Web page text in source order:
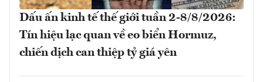
Dấu ấn kinh tế thế giới tuần 2-8/8/2026:
Tín hiệu lạc quan về eo biển Hormuz,
chiến dịch can thiệp tỷ giá yên